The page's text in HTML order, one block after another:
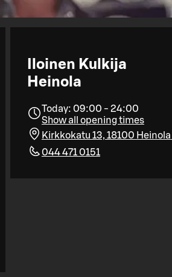
Iloinen Kulkija
Heinola
Today: 09:00 - 24:00
Show all opening times
Kirkkokatu 13, 18100 Heinola
044 471 0151